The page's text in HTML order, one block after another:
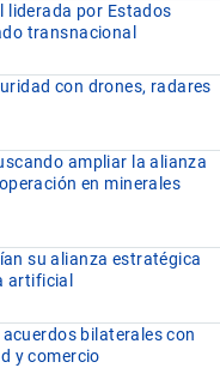
liderada por Estados
transnacional
con drones, radares
ampliar la alianza
en minerales
su alianza estratégica
artificial
bilaterales con
y comercio